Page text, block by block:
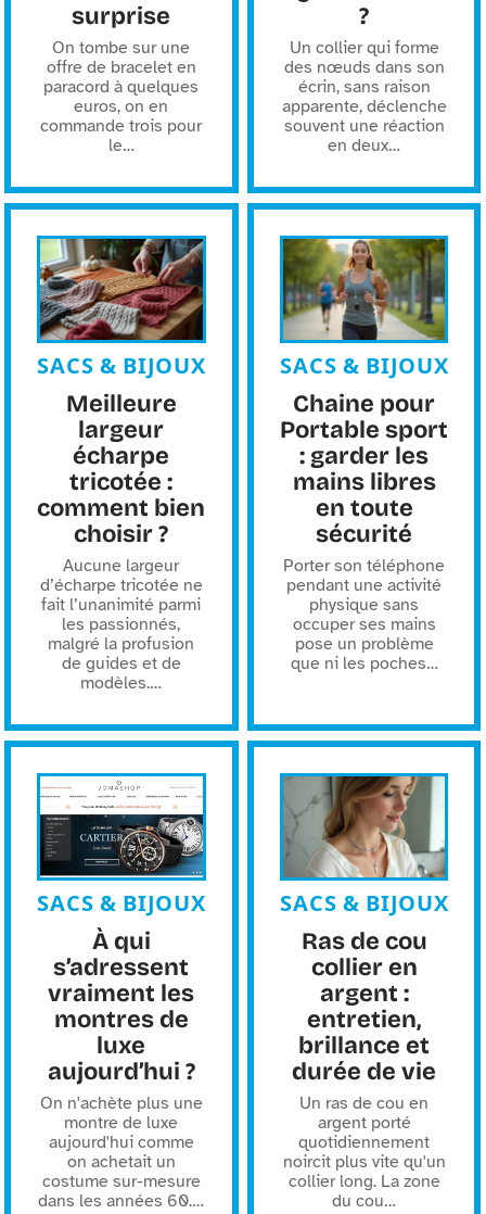
surprise
On tombe sur une
offre de bracelet en
paracord à quelques
euros, on en
commande trois pour
le…
?
Un collier qui forme
des nœuds dans son
écrin, sans raison
apparente, déclenche
souvent une réaction
en deux…
SACS & BIJOUX
Meilleure
largeur
écharpe
tricotée :
comment bien
choisir ?
Aucune largeur
d’écharpe tricotée ne
fait l’unanimité parmi
les passionnés,
malgré la profusion
de guides et de
modèles.…
SACS & BIJOUX
Chaine pour
Portable sport
: garder les
mains libres
en toute
sécurité
Porter son téléphone
pendant une activité
physique sans
occuper ses mains
pose un problème
que ni les poches…
SACS & BIJOUX
À qui
s’adressent
vraiment les
montres de
luxe
aujourd’hui ?
On n'achète plus une
montre de luxe
aujourd'hui comme
on achetait un
costume sur-mesure
dans les années 60.…
SACS & BIJOUX
Ras de cou
collier en
argent :
entretien,
brillance et
durée de vie
Un ras de cou en
argent porté
quotidiennement
noircit plus vite qu'un
collier long. La zone
du cou…